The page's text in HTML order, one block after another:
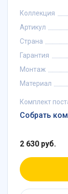
Коллекция
Артикул
Страна
Гарантия
Монтаж
Материал
Комплект
Собрать
2 630 руб.